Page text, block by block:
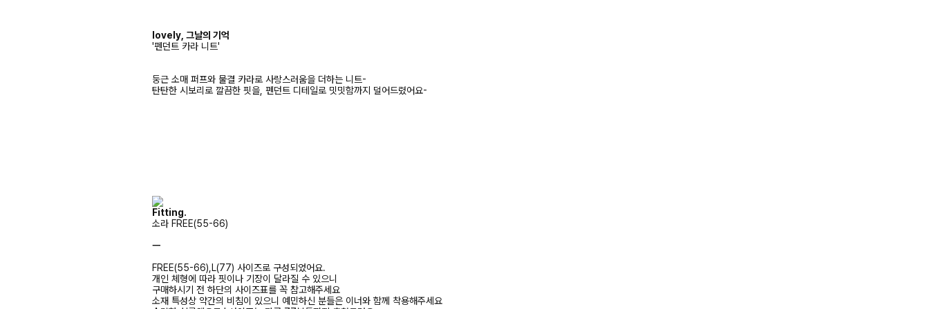
lovely, 그날의 기억
'펜던트 카라 니트'
둥근 소매 퍼프와 물결 카라로 사랑스러움을 더하는 니트-
탄탄한 시보리로 깔끔한 핏을, 펜던트 디테일로 밋밋함까지 덜어드렸어요-
Fitting.
소라 FREE(55-66)
ㅡ
FREE(55-66),L(77) 사이즈로 구성되었어요.
개인 체형에 따라 핏이나 기장이 달라질 수 있으니
구매하시기 전 하단의 사이즈표를 꼭 참고해주세요
소재 특성상 약간의 비침이 있으니 예민하신 분들은 이너와 함께 착용해주세요